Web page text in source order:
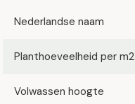
Nederlandse naam
Planthoeveelheid per m2
Volwassen hoogte